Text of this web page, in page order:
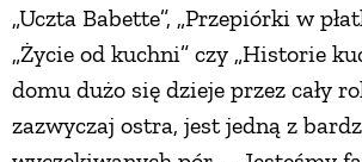
„Uczta Babette”, „Przepiórki w
„Życie od kuchni” czy „Historie
domu dużo się dzieje przez cały
zazwyczaj ostra, jest jedną z